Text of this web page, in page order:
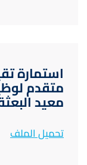
استمارة
متقدم
معيد
تحميل الملف